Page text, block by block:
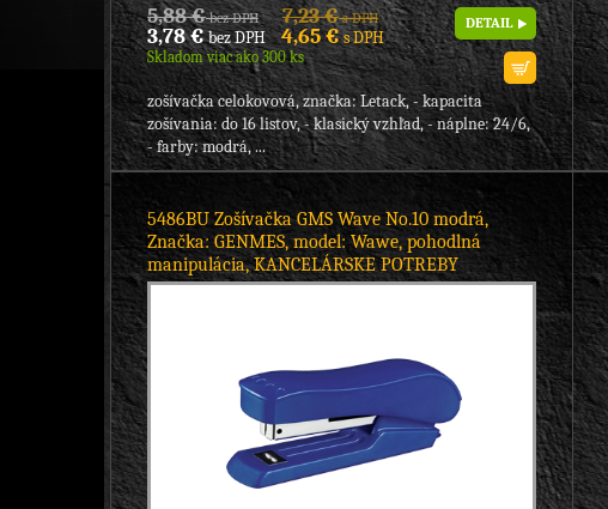
5,88 €bez DPH 7,23 €s DPH
3,78 €bez DPH 4,65 €s DPH
Skladom viac ako 300 ks
DETAIL
zošívačka celokovová, značka: Letack, - kapacita
zošívania: do 16 listov, - klasický vzhľad, - náplne: 24/6,
- farby: modrá, ...
5486BU Zošívačka GMS Wave No.10 modrá,
Značka: GENMES, model: Wawe, pohodlná
manipulácia, KANCELÁRSKE POTREBY